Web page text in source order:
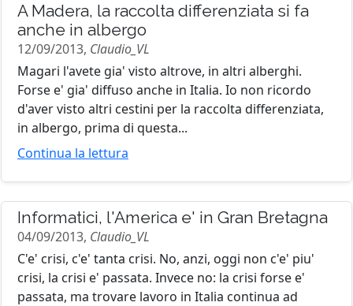
A Madera, la raccolta differenziata si fa
anche in albergo
12/09/2013, Claudio_VL
Magari l'avete gia' visto altrove, in altri alberghi.
Forse e' gia' diffuso anche in Italia. Io non ricordo
d'aver visto altri cestini per la raccolta differenziata,
in albergo, prima di questa...
Continua la lettura
Informatici, l'America e' in Gran Bretagna
04/09/2013, Claudio_VL
C'e' crisi, c'e' tanta crisi. No, anzi, oggi non c'e' piu'
crisi, la crisi e' passata. Invece no: la crisi forse e'
passata, ma trovare lavoro in Italia continua ad